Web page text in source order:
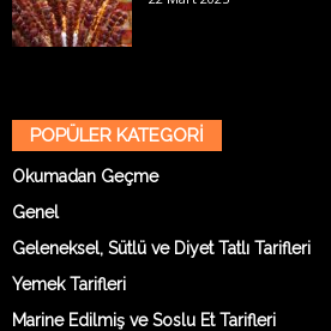
POPÜLER KATEGORİ
Okumadan Geçme
Genel
Geleneksel, Sütlü ve Diyet Tatlı Tarifleri
Yemek Tarifleri
Marine Edilmiş ve Soslu Et Tarifleri